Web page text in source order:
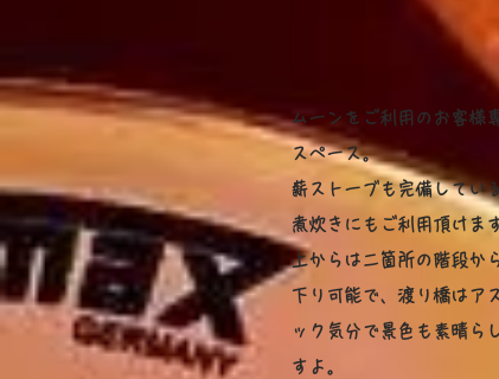
ムーンをご利用のお客様
スペース。
薪ストーブも完備してい
煮炊きにもご利用頂けま
上からは二箇所の階段か
下り可能で、渡り橋はア
ック気分で景色も素晴ら
すよ。